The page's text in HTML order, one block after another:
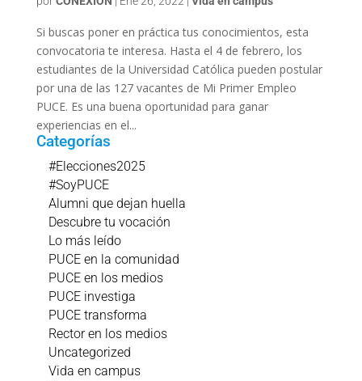
Si buscas poner en práctica tus conocimientos, esta
convocatoria te interesa. Hasta el 4 de febrero, los
estudiantes de la Universidad Católica pueden postular
por una de las 127 vacantes de Mi Primer Empleo
PUCE. Es una buena oportunidad para ganar
experiencias en el...
Categorías
#Elecciones2025
#SoyPUCE
Alumni que dejan huella
Descubre tu vocación
Lo más leído
PUCE en la comunidad
PUCE en los medios
PUCE investiga
PUCE transforma
Rector en los medios
Uncategorized
Vida en campus